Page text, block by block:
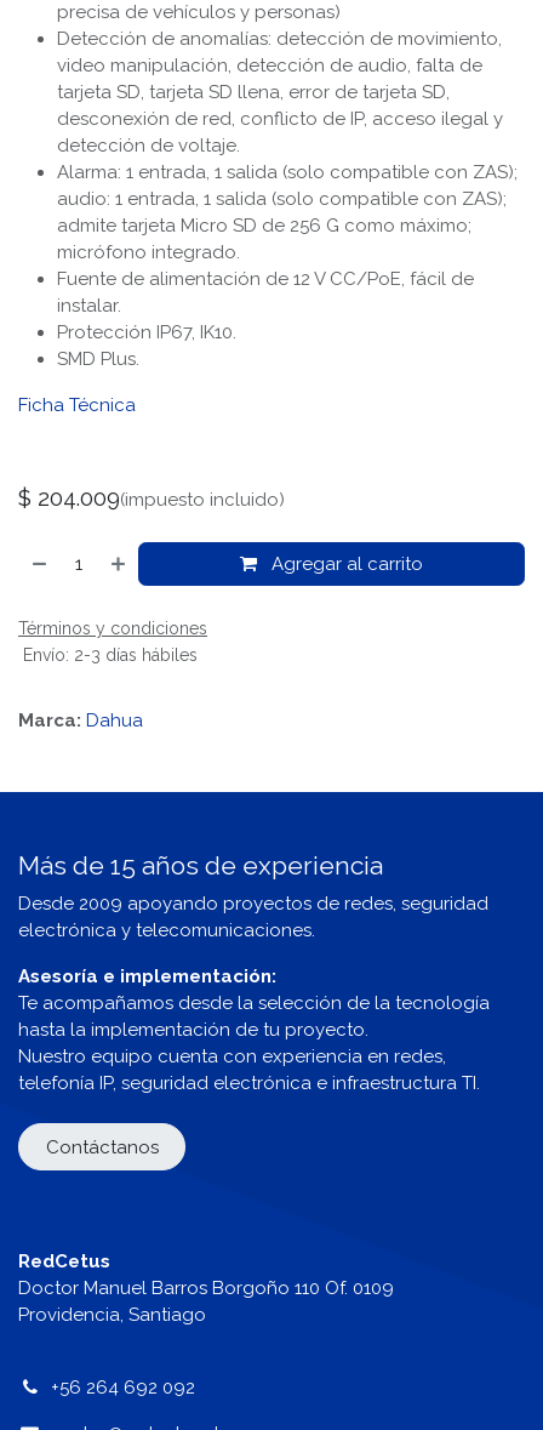
precisa de vehículos y personas)
Detección de anomalías: detección de movimiento,
video manipulación, detección de audio, falta de
tarjeta SD, tarjeta SD llena, error de tarjeta SD,
desconexión de red, conflicto de IP, acceso ilegal y
detección de voltaje.
Alarma: 1 entrada, 1 salida (solo compatible con ZAS);
audio: 1 entrada, 1 salida (solo compatible con ZAS);
admite tarjeta Micro SD de 256 G como máximo;
micrófono integrado.
Fuente de alimentación de 12 V CC/PoE, fácil de
instalar.
Protección IP67, IK10.
SMD Plus.
Ficha Técnica
$ 204.009(impuesto incluido)
Agregar al carrito
Términos y condiciones
Envío: 2-3 días hábiles
Marca: Dahua
Más de 15 años de experiencia
Desde 2009 apoyando proyectos de redes, seguridad
electrónica y telecomunicaciones.
Asesoría e implementación:
Te acompañamos desde la selección de la tecnología
hasta la implementación de tu proyecto.
Nuestro equipo cuenta con experiencia en redes,
telefonía IP, seguridad electrónica e infraestructura TI.
Contáctanos
RedCetus
Doctor Manuel Barros Borgoño 110 Of. 0109
Providencia, Santiago
+56 264 692 092